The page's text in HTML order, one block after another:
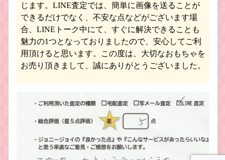
デコトラ プラモデル買取 ミニ四駆 プラモデル買取
じます。LINE査定では、簡単に画像を送ることが
できるだけでなく、不安な点などがございます場
合、LINEトーク中にて、すぐに解決できることも
魅力の1つとなっておりましたので、安心してご利
用頂けると思います。この度は、大切なおもちゃを
お売り頂きまして、誠にありがとうございました。